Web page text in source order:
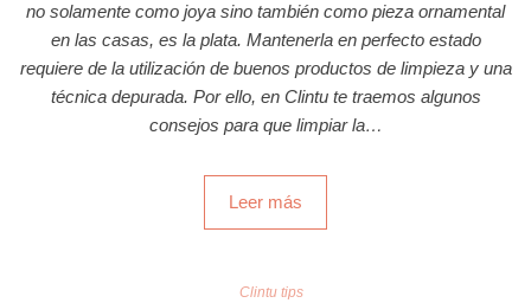
no solamente como joya sino también como pieza ornamental
en las casas, es la plata. Mantenerla en perfecto estado
requiere de la utilización de buenos productos de limpieza y una
técnica depurada. Por ello, en Clintu te traemos algunos
consejos para que limpiar la…
Leer más
Clintu tips